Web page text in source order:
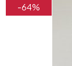
-64%